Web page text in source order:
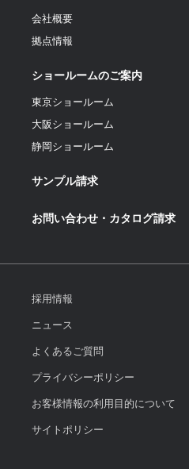
会社概要
拠点情報
ショールームのご案内
東京ショールーム
大阪ショールーム
静岡ショールーム
サンプル請求
お問い合わせ・カタログ請求
採用情報
ニュース
よくあるご質問
プライバシーポリシー
お客様情報の利用目的について
サイトポリシー